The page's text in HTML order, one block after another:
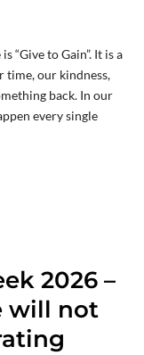
“Give to Gain”. It is a
time, our kindness,
back. In our
every single
2026 –
will not